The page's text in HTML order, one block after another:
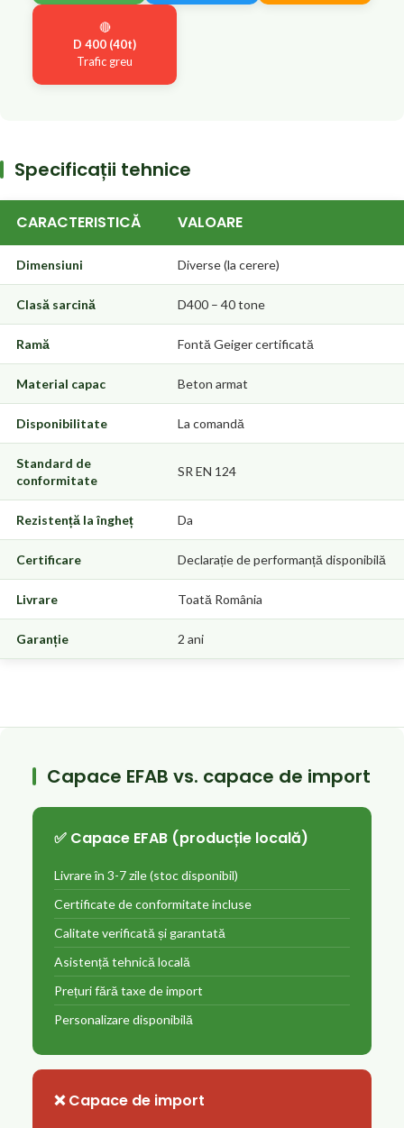
🔴
D 400 (40t)
Trafic greu
Specificații tehnice
CARACTERISTICĂ VALOARE
Dimensiuni Diverse (la cerere)
Clasă sarcină D400 – 40 tone
Ramă Fontă Geiger certificată
Material capac Beton armat
Disponibilitate La comandă
Standard de
conformitate
SR EN 124
Rezistență la îngheț Da
Certificare Declarație de performanță disponibilă
Livrare Toată România
Garanție 2 ani
Capace EFAB vs. capace de import
✅ Capace EFAB (producție locală)
Livrare în 3-7 zile (stoc disponibil)
Certificate de conformitate incluse
Calitate verificată și garantată
Asistență tehnică locală
Prețuri fără taxe de import
Personalizare disponibilă
❌ Capace de import